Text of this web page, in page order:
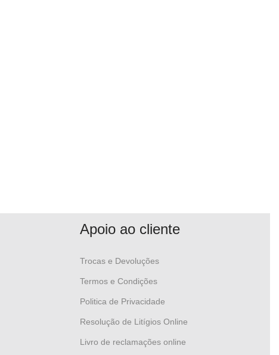
Apoio ao cliente
Trocas e Devoluções
Termos e Condições
Politica de Privacidade
Resolução de Litígios Online
Livro de reclamações online